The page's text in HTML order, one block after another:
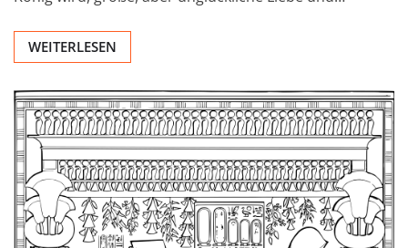
WEITERLESEN